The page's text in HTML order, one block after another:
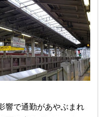
響で通勤があやぶまれ